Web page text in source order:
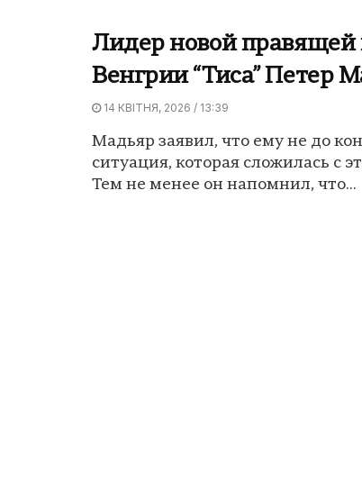
Лидер новой правящей
Венгрии “Тиса” Петер
14 КВІТНЯ, 2026 / 13:39
Мадьяр заявил, что ему не до
ситуация, которая сложилась с
Тем не менее он напомнил, что...